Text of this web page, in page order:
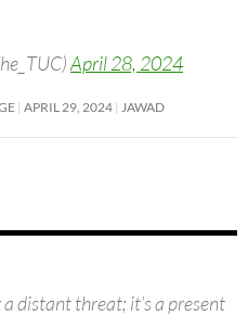
April 28, 2024
APRIL 29, 2024 JAWAD
distant threat; it’s a present